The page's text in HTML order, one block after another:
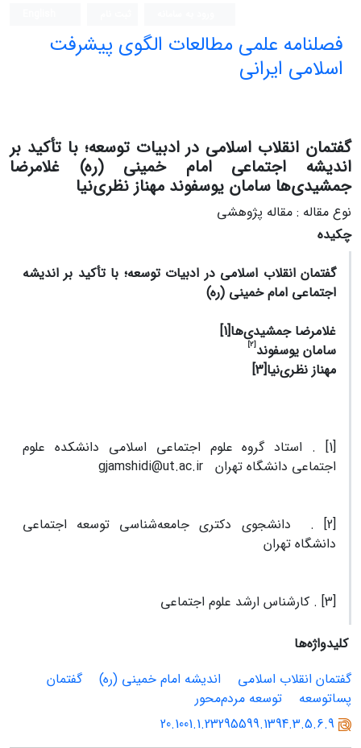
فصلنامه علمی مطالعات الگوی پیشرفت
اسلامی ایرانی
گفتمان انقلاب اسلامی در ادبیات توسعه؛ با تأکید بر
اندیشه اجتماعی امام خمینی (ره) غلامرضا
جمشیدی‌ها سامان یوسفوند مهناز نظری‌نیا
نوع مقاله : مقاله پژوهشی
چکیده
گفتمان انقلاب اسلامی در ادبیات توسعه؛ با تأکید بر اندیشه
اجتماعی امام خمینی (ره)
غلامرضا جمشیدی‌ها[1]
سامان یوسفوند[2]
مهناز نظری‌نیا[3]
[1] . استاد گروه علوم اجتماعی اسلامی دانشکده علوم
اجتماعی دانشگاه تهران gjamshidi@ut.ac.ir
[2] . دانشجوی دکتری جامعه‌شناسی توسعه اجتماعی
دانشگاه تهران
[3] . کارشناس ارشد علوم اجتماعی
کلیدواژه‌ها
گفتمان انقلاب اسلامی
اندیشه امام خمینی (ره)
گفتمان
پساتوسعه
توسعه مردم‌محور
20.1001.1.23295599.1394.3.5.6.9